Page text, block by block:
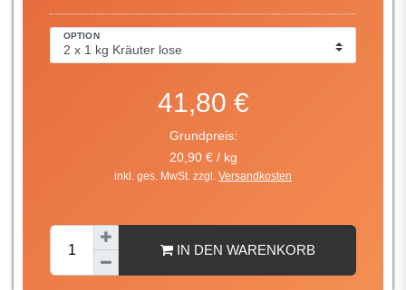
OPTION
41,80 €
Grundpreis:
20,90 € / kg
inkl. ges. MwSt. zzgl. Versandkosten
IN DEN WARENKORB